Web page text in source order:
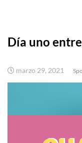
Día uno
marzo 29, 2021